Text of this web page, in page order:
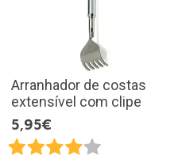
Arranhador de costas
extensível com clipe
5,95€